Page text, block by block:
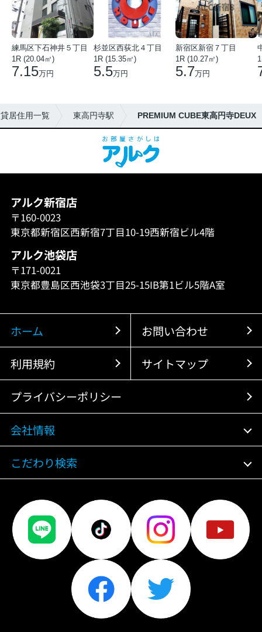
練馬区下石神井５丁目
1R (20.04㎡)
7.15万円
杉並区西荻北４丁目
1R (15.35㎡)
5.5万円
新宿区新宿７丁目
1R (10.27㎡)
5.7万円
居住用一覧 東高円寺駅 PREMIUM CUBE東高円寺DEUX
アルク新宿店
〒160-0023
東京都新宿区西新宿7丁目10-19西新宿ビル4階
アルク池袋店
〒171-0021
東京都豊島区西池袋3丁目25-15IB第1ビル5階A室
ホーム お問い合わせ
利用規約 サイトマップ
プライバシーポリシー
会社情報
こだわり検索